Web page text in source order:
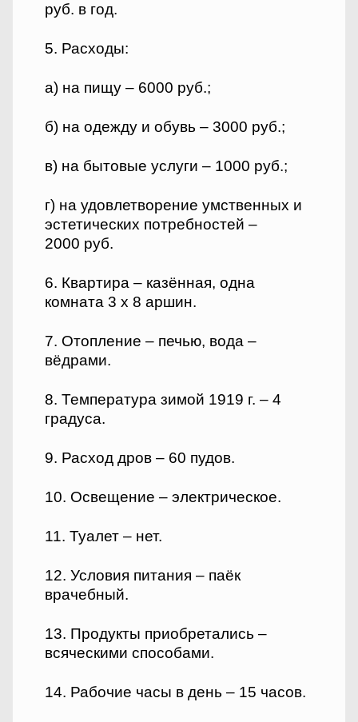
руб. в год.
5. Расходы:
а) на пищу – 6000 руб.;
б) на одежду и обувь – 3000 руб.;
в) на бытовые услуги – 1000 руб.;
г) на удовлетворение умственных и
эстетических потребностей –
2000 руб.
6. Квартира – казённая, одна
комната 3 х 8 аршин.
7. Отопление – печью, вода –
вёдрами.
8. Температура зимой 1919 г. – 4
градуса.
9. Расход дров – 60 пудов.
10. Освещение – электрическое.
11. Туалет – нет.
12. Условия питания – паёк
врачебный.
13. Продукты приобретались –
всяческими способами.
14. Рабочие часы в день – 15 часов.